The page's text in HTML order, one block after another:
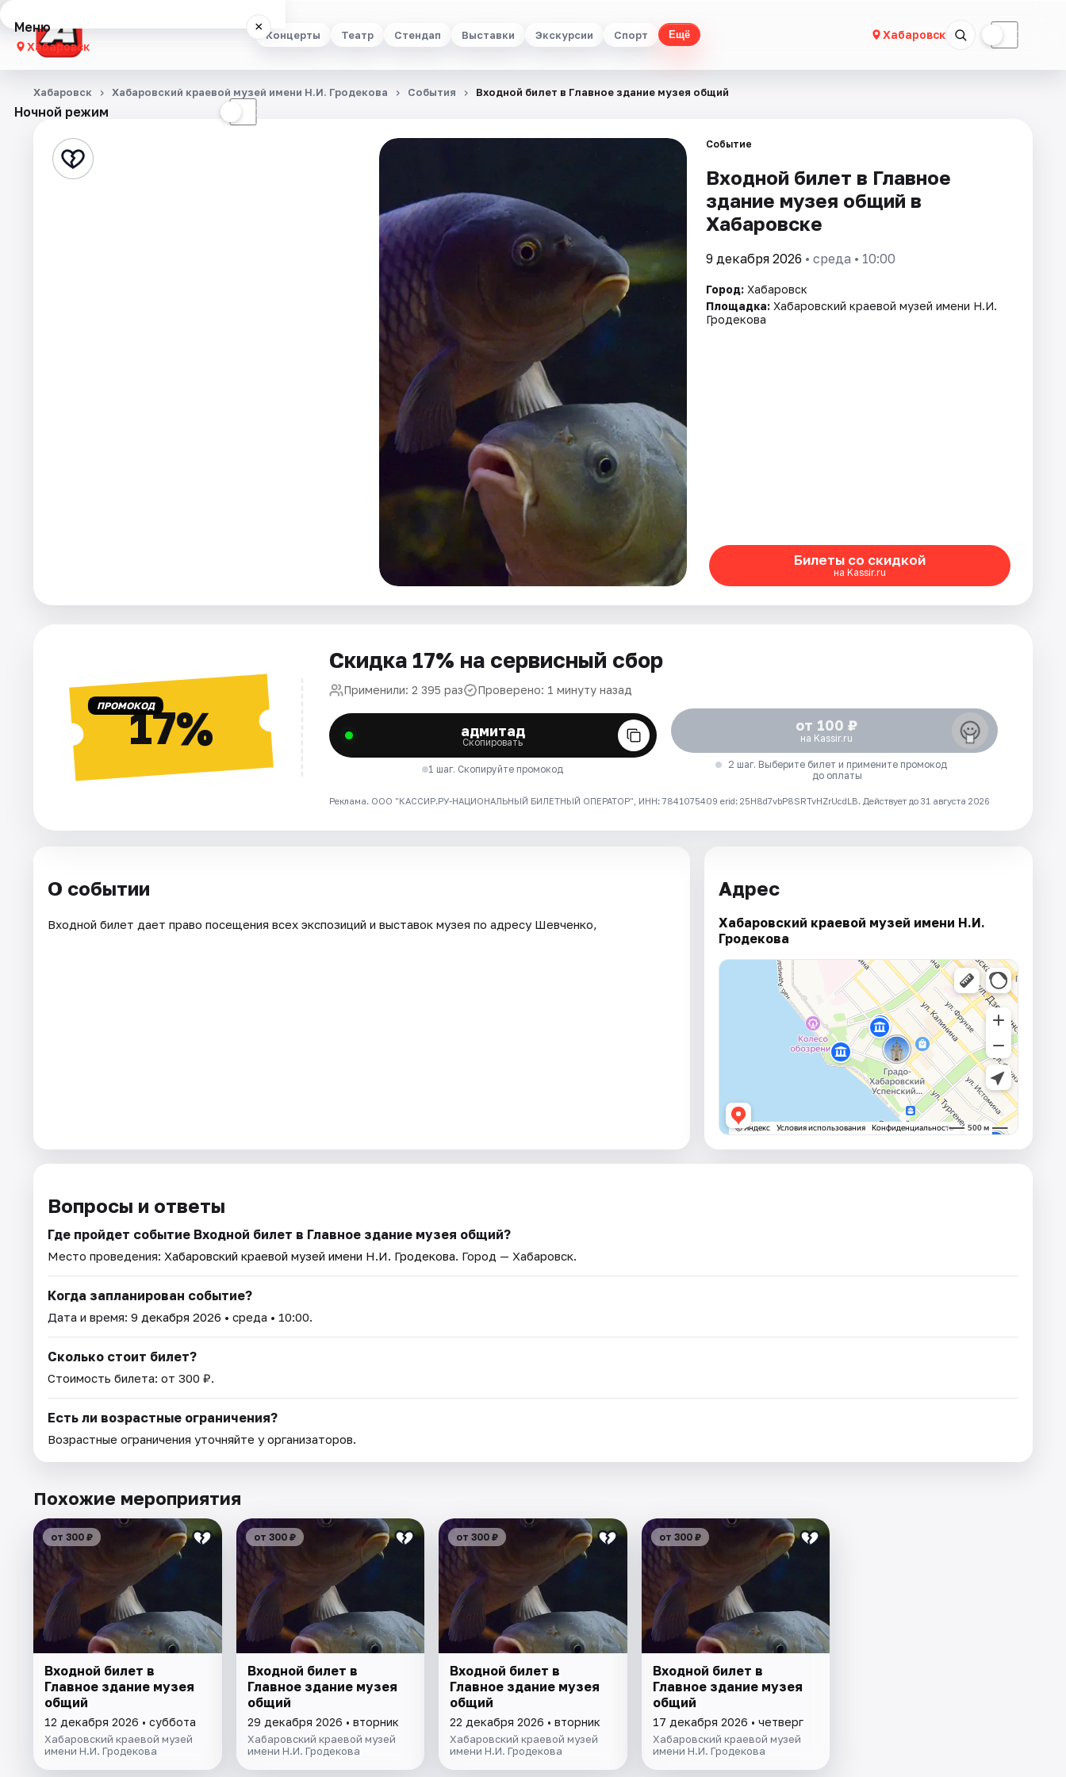
Концерты Театр Стендап Выставки Экскурсии Спорт Ещё Хабаровск ☾
Меню ×
Хабаровск
Концерты
Стендап
Ночной режим ☾
Хабаровск Хабаровский краевой музей имени Н.И. Гродекова События Входной билет в Главное здание музея общий
Событие
Входной билет в Главное
здание музея общий в
Хабаровске
9 декабря 2026 • среда • 10:00
Город: Хабаровск
Площадка: Хабаровский краевой музей имени Н.И.
Гродекова
Билеты со скидкой
на Kassir.ru
ПРОМОКОД17%
Скидка 17% на сервисный сбор
Применили: 2 395 раз Проверено: 1 минуту назад
адмитад
Скопировать
1 шаг. Скопируйте промокод
от 100 ₽
на Kassir.ru
2 шаг. Выберите билет и примените промокод
до оплаты
Реклама. ООО "КАССИР.РУ-НАЦИОНАЛЬНЫЙ БИЛЕТНЫЙ ОПЕРАТОР", ИНН: 7841075409 erid: 25H8d7vbP8SRTvHZrUcdLB. Действует до 31 августа 2026
О событии
Входной билет дает право посещения всех экспозиций и выставок музея по адресу Шевченко,
Адрес
Хабаровский краевой музей имени Н.И.
Гродекова
Вопросы и ответы
Где пройдет событие Входной билет в Главное здание музея общий?
Место проведения: Хабаровский краевой музей имени Н.И. Гродекова. Город — Хабаровск.
Когда запланирован событие?
Дата и время: 9 декабря 2026 • среда • 10:00.
Сколько стоит билет?
Стоимость билета: от 300 ₽.
Есть ли возрастные ограничения?
Возрастные ограничения уточняйте у организаторов.
Похожие мероприятия
от 300 ₽
Входной билет в
Главное здание музея
общий
12 декабря 2026 • суббота
Хабаровский краевой музей
имени Н.И. Гродекова
от 300 ₽
Входной билет в
Главное здание музея
общий
29 декабря 2026 • вторник
Хабаровский краевой музей
имени Н.И. Гродекова
от 300 ₽
Входной билет в
Главное здание музея
общий
22 декабря 2026 • вторник
Хабаровский краевой музей
имени Н.И. Гродекова
от 300 ₽
Входной билет в
Главное здание музея
общий
17 декабря 2026 • четверг
Хабаровский краевой музей
имени Н.И. Гродекова